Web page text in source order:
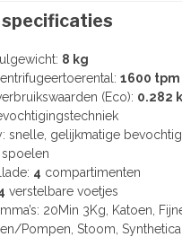
8 kg
1600 tpm
(Eco): 0.282
snelle, gelijkmatige
spoelen
4 compartimenten
verstelbare voetjes
20Min 3Kg, Katoen,
Pompen, Stoom,